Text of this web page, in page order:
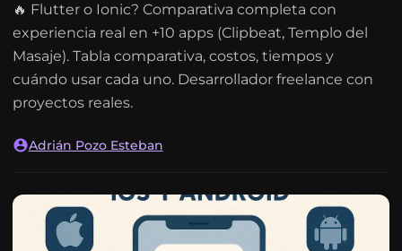
🔥 Flutter o Ionic? Comparativa completa con
experiencia real en +10 apps (Clipbeat, Templo del
Masaje). Tabla comparativa, costos, tiempos y
cuándo usar cada uno. Desarrollador freelance con
proyectos reales.
Adrián Pozo Esteban